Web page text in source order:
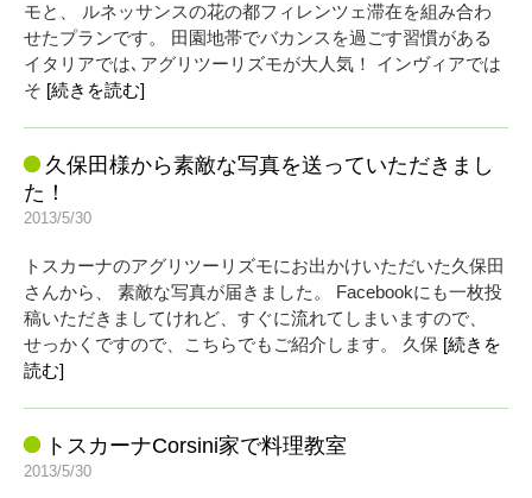
モと、 ルネッサンスの花の都フィレンツェ滞在を組み合わ
せたプランです。 田園地帯でバカンスを過ごす習慣がある
イタリアでは､アグリツーリズモが大人気！ インヴィアでは
そ [続きを読む]
久保田様から素敵な写真を送っていただきまし
た！
2013/5/30
トスカーナのアグリツーリズモにお出かけいただいた久保田
さんから、 素敵な写真が届きました。 Facebookにも一枚投
稿いただきましてけれど、すぐに流れてしまいますので、
せっかくですので、こちらでもご紹介します。 久保 [続きを
読む]
トスカーナCorsini家で料理教室
2013/5/30